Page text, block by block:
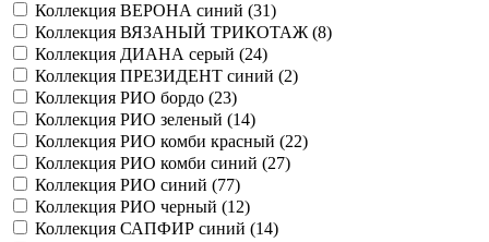
Коллекция ВЕРОНА синий (31)
Коллекция ВЯЗАНЫЙ ТРИКОТАЖ (8)
Коллекция ДИАНА серый (24)
Коллекция ПРЕЗИДЕНТ синий (2)
Коллекция РИО бордо (23)
Коллекция РИО зеленый (14)
Коллекция РИО комби красный (22)
Коллекция РИО комби синий (27)
Коллекция РИО синий (77)
Коллекция РИО черный (12)
Коллекция САПФИР синий (14)